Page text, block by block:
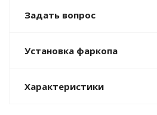
Задать вопрос
Установка фаркопа
Характеристики